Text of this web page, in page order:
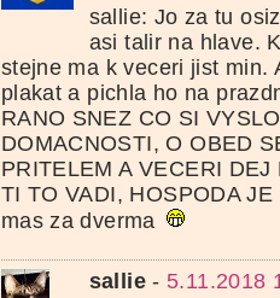
sallie: Jo za tu
asi talir na hlave.
stejne ma k veceri jist min.
plakat a pichla ho na
RANO SNEZ CO SI
DOMACNOSTI, O OBED
PRITELEM A VECERI
TI TO VADI, HOSPODA
mas za dverma
sallie- 5.11.2018